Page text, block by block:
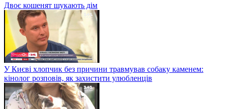
Двоє кошенят шукають дім
У Києві хлопчик без причини травмував собаку каменем:
кінолог розповів, як захистити улюбленців